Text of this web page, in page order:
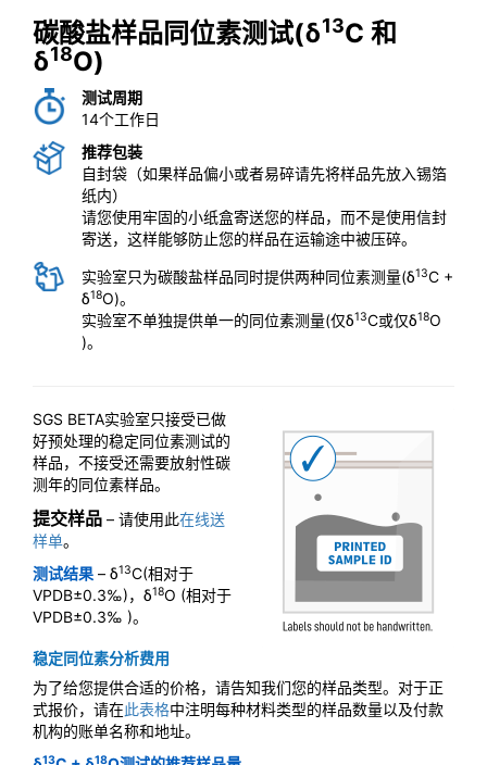
碳酸盐样品同位素测试(δ13C 和
δ18O)
测试周期
14个工作日
推荐包装
自封袋（如果样品偏小或者易碎请先将样品先放入锡箔
纸内）
请您使用牢固的小纸盒寄送您的样品，而不是使用信封
寄送，这样能够防止您的样品在运输途中被压碎。
实验室只为碳酸盐样品同时提供两种同位素测量(δ13C +
δ18O)。
实验室不单独提供单一的同位素测量(仅δ13C或仅δ18O
)。
SGS BETA实验室只接受已做
好预处理的稳定同位素测试的
样品，不接受还需要放射性碳
测年的同位素样品。
提交样品 – 请使用此在线送
样单。
测试结果 – δ13C(相对于
VPDB±0.3‰)，δ18O (相对于
VPDB±0.3‰ )。
稳定同位素分析费用
为了给您提供合适的价格，请告知我们您的样品类型。对于正
式报价，请在此表格中注明每种材料类型的样品数量以及付款
机构的账单名称和地址。
13 18